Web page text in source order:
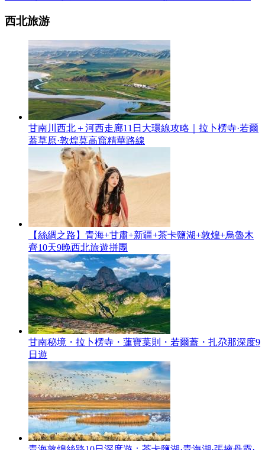
西北旅游
甘南川西北＋河西走廊11日大環線攻略｜拉卜楞寺·若爾
蓋草原·敦煌莫高窟精華路線
【絲綢之路】青海+甘肅+新疆+茶卡鹽湖+敦煌+烏魯木
齊10天9晚西北旅遊拼團
甘南秘境・拉卜楞寺・蓮寶葉則・若爾蓋・扎尕那深度9
日遊